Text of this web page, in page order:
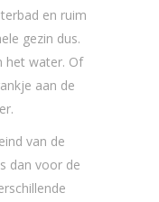
en ruim
gezin dus.
het water. Of
aan de
van de
dan voor de